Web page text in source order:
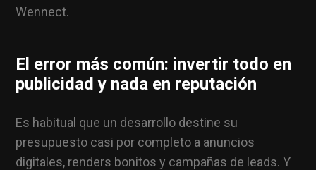
Wennect.
El error más común: invertir todo en
publicidad y nada en reputación
Es habitual que un desarrollo destine su
presupuesto casi por completo a anuncios
digitales, renders bonitos y campañas de leads. Y